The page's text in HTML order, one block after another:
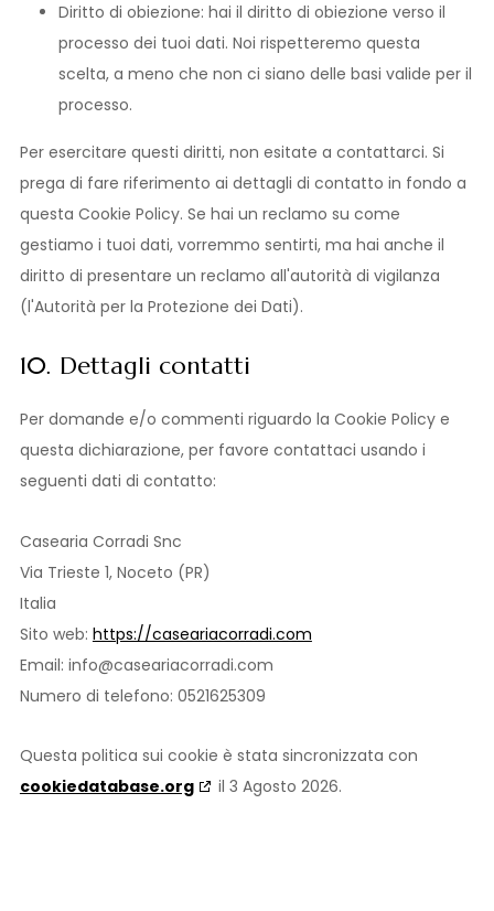
Diritto di obiezione: hai il diritto di obiezione verso il
processo dei tuoi dati. Noi rispetteremo questa
scelta, a meno che non ci siano delle basi valide per il
processo.
Per esercitare questi diritti, non esitate a contattarci. Si
prega di fare riferimento ai dettagli di contatto in fondo a
questa Cookie Policy. Se hai un reclamo su come
gestiamo i tuoi dati, vorremmo sentirti, ma hai anche il
diritto di presentare un reclamo all'autorità di vigilanza
(l'Autorità per la Protezione dei Dati).
10. Dettagli contatti
Per domande e/o commenti riguardo la Cookie Policy e
questa dichiarazione, per favore contattaci usando i
seguenti dati di contatto:
Casearia Corradi Snc
Via Trieste 1, Noceto (PR)
Italia
Sito web: https://caseariacorradi.com
Email: info@caseariacorradi.com
Numero di telefono: 0521625309
Questa politica sui cookie è stata sincronizzata con
cookiedatabase.org
il 3 Agosto 2026.